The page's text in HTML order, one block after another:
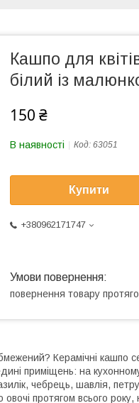
Кашпо для
білий із
150 ₴
В наявності Код: 63051
Купити
+380962171747
повернення товару
Керамічні кашпо
приміщень: на кухонному
чебрець, шавлія,
протягом всього